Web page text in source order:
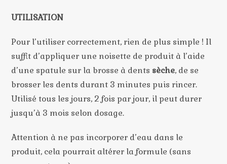
UTILISATION
Pour l’utiliser correctement, rien de plus simple ! Il
suffit d’appliquer une noisette de produit à l’aide
d’une spatule sur la brosse à dents sèche, de se
brosser les dents durant 3 minutes puis rincer.
Utilisé tous les jours, 2 fois par jour, il peut durer
jusqu’à 3 mois selon dosage.
Attention à ne pas incorporer d’eau dans le
produit, cela pourrait altérer la formule (sans